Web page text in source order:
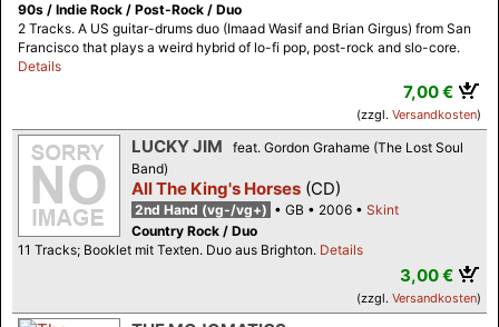
90s / Indie Rock / Post-Rock / Duo
2 Tracks. A US guitar-drums duo (Imaad Wasif and Brian Girgus) from San
Francisco that plays a weird hybrid of lo-fi pop, post-rock and slo-core.
Details
7,00 €
(zzgl. Versandkosten)
LUCKY JIM
feat. Gordon Grahame (The Lost Soul
Band)
All The King's Horses (CD)
2nd Hand (vg-/vg+) GB 2006
Skint
Country Rock / Duo
11 Tracks; Booklet mit Texten. Duo aus Brighton. Details
3,00 €
(zzgl. Versandkosten)